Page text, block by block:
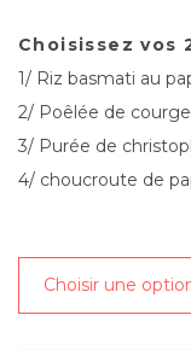
Choisissez vos
1/ Riz basmati au
2/ Poêlée de
3/ Purée de
4/ choucroute de